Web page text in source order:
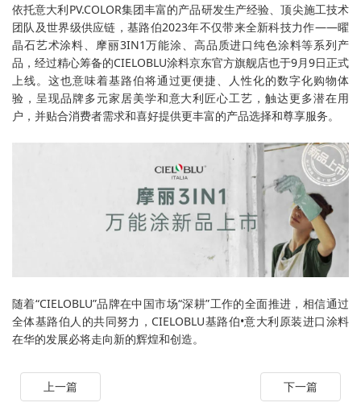
依托意大利PV.COLOR集团丰富的产品研发生产经验、顶尖施工技术
团队及世界级供应链，基路伯2023年不仅带来全新科技力作——曜
晶石艺术涂料、摩丽3IN1万能涂、高品质进口纯色涂料等系列产
品，经过精心筹备的CIELOBLU涂料京东官方旗舰店也于9月9日正式
上线。这也意味着基路伯将通过更便捷、人性化的数字化购物体
验，呈现品牌多元家居美学和意大利匠心工艺，触达更多潜在用
户，并贴合消费者需求和喜好提供更丰富的产品选择和尊享服务。
随着“CIELOBLU”品牌在中国市场“深耕”工作的全面推进，相信通过
全体基路伯人的共同努力，CIELOBLU基路伯•意大利原装进口涂料
在华的发展必将走向新的辉煌和创造。
上一篇 下一篇